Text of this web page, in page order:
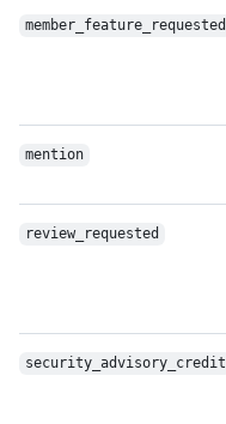
member_feature_ requested
mention
review_requested
security_advisory_ credit